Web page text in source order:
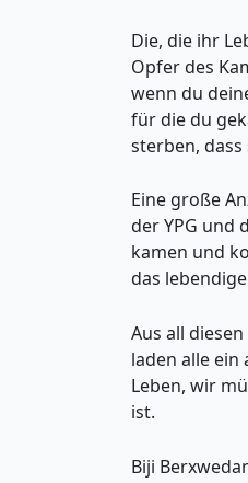
Die, die ihr
Opfer des
wenn du
für die du
sterben,
Eine große
der YPG und
kamen und
das
Aus all
laden alle ein
Leben, wir
ist.
Biji